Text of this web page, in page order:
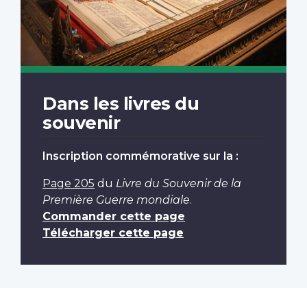
Dans les livres du
souvenir
Inscription commémorative sur la :
Page 205 du Livre du Souvenir de la
Première Guerre mondiale.
Commander cette page
Télécharger cette page